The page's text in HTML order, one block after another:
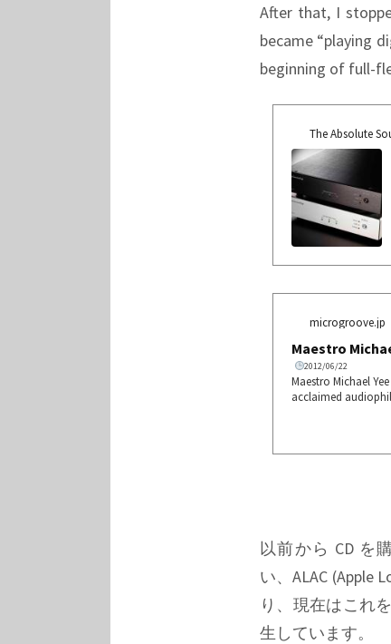
After that, I
became “playing
beginning of full-
The Absolute
microgroove.jp
Maestro
2012/06/22
Maestro Michael
acclaimed
以前から CD を
い、ALAC (Apple
り、現在はこれ
生しています。